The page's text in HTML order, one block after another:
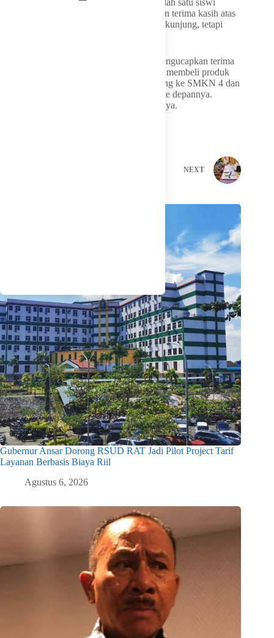
Apresiasi senada juga disampaikan oleh salah satu siswi
SMKN 4 Pangkalpinang. Ia menyampaikan terima kasih atas
kepedulian Gubernur yang tidak hanya berkunjung, tetapi
“Saya mewakili teman-teman SMKN 4 mengucapkan terima
kasih kepada Bapak Gubernur yang sudah membeli produk
kami. Kami berharap Bapak bisa berkunjung ke SMKN 4 dan
memberikan bantuan untuk sekolah kami ke depannya.
Semoga kegiatan ini makin meriah,” ucapnya.
NEXT
Gubernur Ansar Dorong RSUD RAT Jadi Pilot Project Tarif
Layanan Berbasis Biaya Riil
Agustus 6, 2026